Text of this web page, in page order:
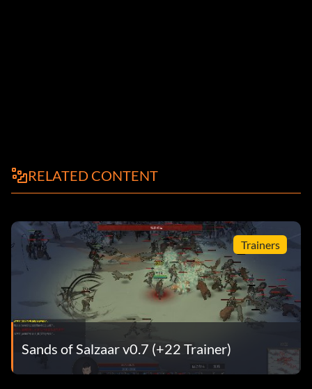
RELATED CONTENT
Trainers
Sands of Salzaar v0.7 (+22 Trainer)